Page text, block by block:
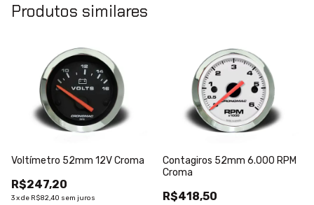
Produtos similares
Voltímetro 52mm 12V Croma
R$247,20
3xde R$82,40 sem juros
Contagiros 52mm 6.000 RPM
Croma
R$418,50